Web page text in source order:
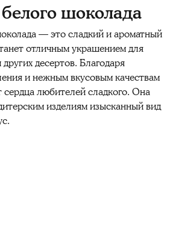
шоколада
— это сладкий и ароматный
отличным украшением для
десертов. Благодаря
и нежным вкусовым качествам
сердца любителей сладкого. Она
изделиям изысканный вид